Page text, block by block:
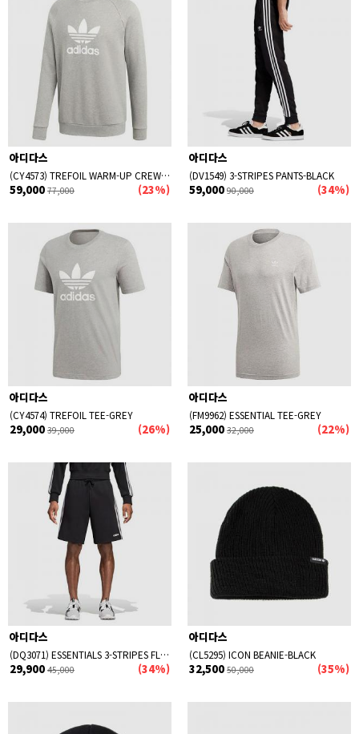
아디다스
(CY4573) TREFOIL WARM-UP CREW SWEATSHIRT-GREY
59,000 77,000 (23%)
아디다스
(DV1549) 3-STRIPES PANTS-BLACK
59,000 90,000 (34%)
아디다스
(CY4574) TREFOIL TEE-GREY
29,000 39,000 (26%)
아디다스
(FM9962) ESSENTIAL TEE-GREY
25,000 32,000 (22%)
아디다스
(DQ3071) ESSENTIALS 3-STRIPES FLEECE SHORTS-BLACK
29,900 45,000 (34%)
아디다스
(CL5295) ICON BEANIE-BLACK
32,500 50,000 (35%)